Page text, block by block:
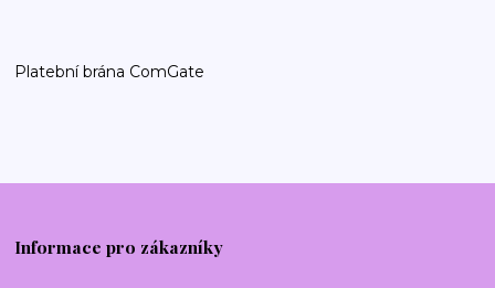
Platební brána ComGate
Informace pro zákazníky